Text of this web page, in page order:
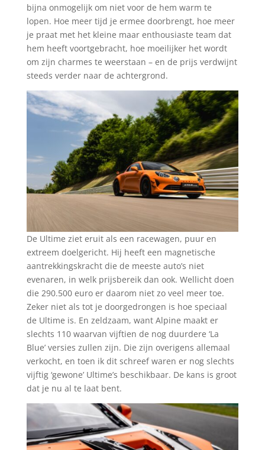
bijna onmogelijk om niet voor de hem warm te
lopen. Hoe meer tijd je ermee doorbrengt, hoe meer
je praat met het kleine maar enthousiaste team dat
hem heeft voortgebracht, hoe moeilijker het wordt
om zijn charmes te weerstaan – en de prijs verdwijnt
steeds verder naar de achtergrond.
De Ultime ziet eruit als een racewagen, puur en
extreem doelgericht. Hij heeft een magnetische
aantrekkingskracht die de meeste auto’s niet
evenaren, in welk prijsbereik dan ook. Wellicht doen
die 290.500 euro er daarom niet zo veel meer toe.
Zeker niet als tot je doorgedrongen is hoe speciaal
de Ultime is. En zeldzaam, want Alpine maakt er
slechts 110 waarvan vijftien de nog duurdere ‘La
Blue’ versies zullen zijn. Die zijn overigens allemaal
verkocht, en toen ik dit schreef waren er nog slechts
vijftig ‘gewone’ Ultime’s beschikbaar. De kans is groot
dat je nu al te laat bent.